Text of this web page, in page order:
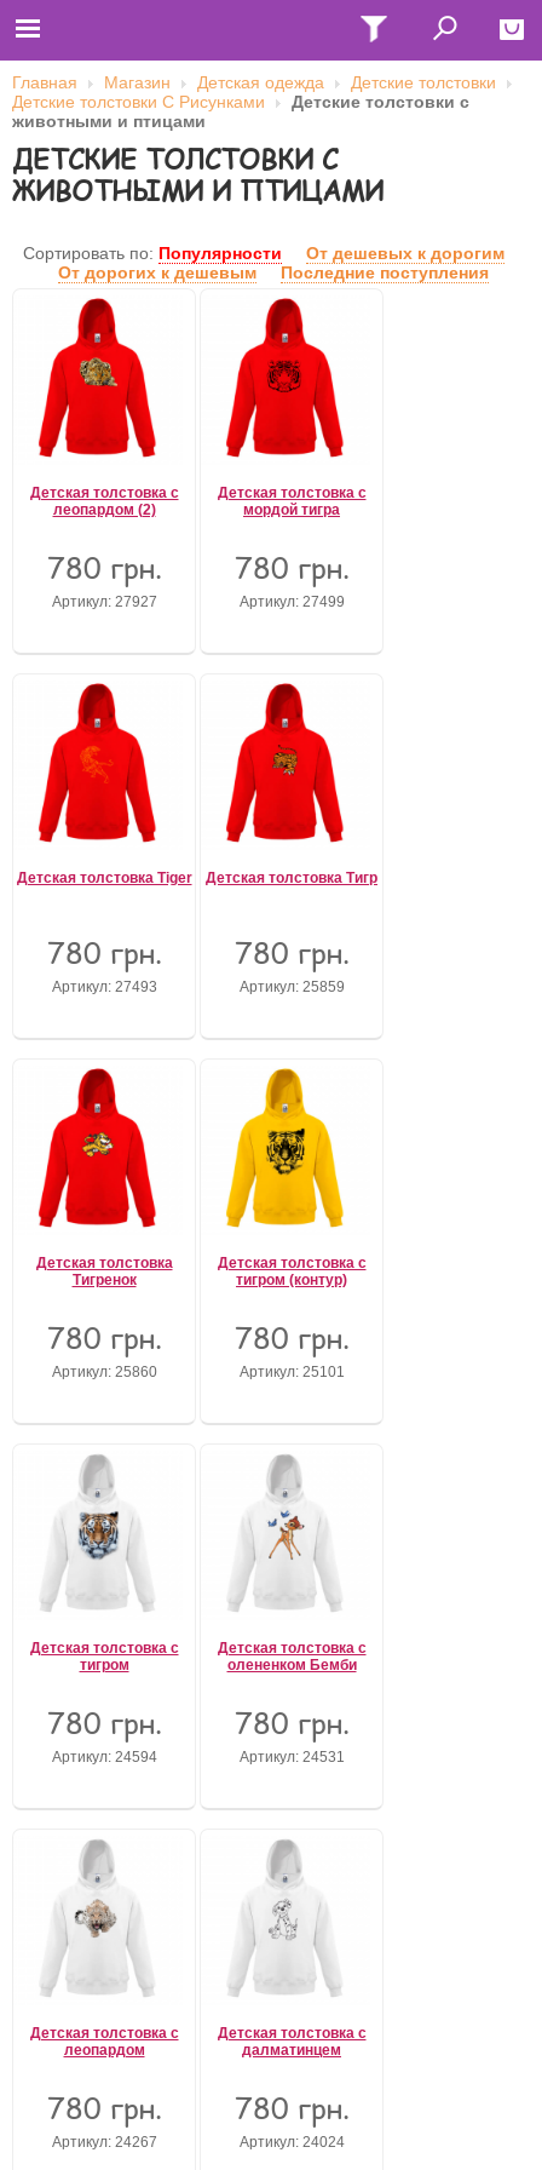
Главная
Футболки
Толстовки (кенгурушки)
Бейсболки
Ветровки
Оплата и доставка
Сотрудничество
Имя пользователя (логин)
Пароль
Запомнить меня
Забыли пароль?
Забыли имя пользователя (логин)?
Главная Магазин Детская одежда
Детские толстовки
Детские толстовки С Рисунками
Детские толстовки с
животными и птицами
ДЕТСКИЕ ТОЛСТОВКИ С
ЖИВОТНЫМИ И ПТИЦАМИ
Сортировать по: Популярности
От дешевых к дорогим
От дорогих к дешевым
Последние поступления
Детская толстовка с
леопардом (2)
780 грн.
Артикул: 27927
Детская толстовка с
мордой тигра
780 грн.
Артикул: 27499
Детская толстовка Tiger
780 грн.
Артикул: 27493
Детская толстовка Тигр
780 грн.
Артикул: 25859
Детская толстовка
Тигренок
780 грн.
Артикул: 25860
Детская толстовка с
тигром (контур)
780 грн.
Артикул: 25101
Детская толстовка с
тигром
780 грн.
Артикул: 24594
Детская толстовка с
олененком Бемби
780 грн.
Артикул: 24531
Детская толстовка с
леопардом
780 грн.
Артикул: 24267
Детская толстовка с
далматинцем
780 грн.
Артикул: 24024